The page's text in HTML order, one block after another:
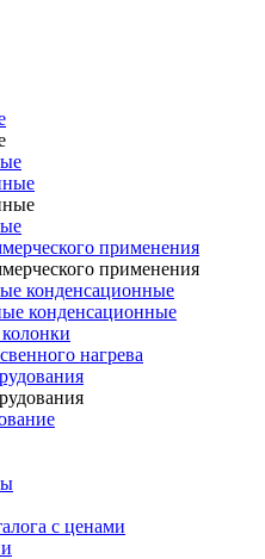
применения
применения
конденсационные
конденсационные
нагрева
с ценами